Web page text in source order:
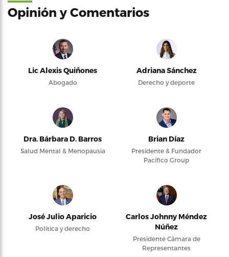
Opinión y Comentarios
Lic Alexis Quiñones
Abogado
Adriana Sánchez
Derecho y deporte
Dra. Bárbara D. Barros
Salud Mental & Menopausia
Brian Díaz
Presidente & Fundador
Pacifico Group
José Julio Aparicio
Política y derecho
Carlos Johnny Méndez
Núñez
Presidente Cámara de
Representantes